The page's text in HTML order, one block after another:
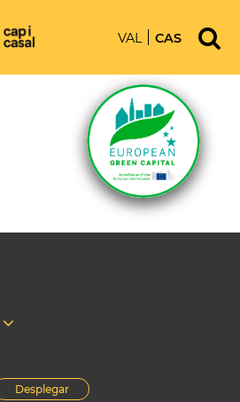
VAL CAS
Desplegar